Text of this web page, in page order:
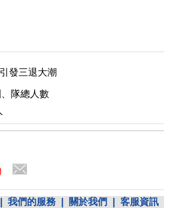
引發三退大潮
隊總人數
我們的服務 關於我們 客服資訊